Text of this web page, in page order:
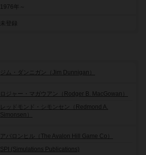
1976年～
未登録
ジム・ダンニガン（Jim Dunnigan）
ロジャー・マガウアン（Rodger B. MacGowan）
レッドモンド・シモンセン（Redmond A.
Simonsen）
アバロンヒル（The Avalon Hill Game Co）
SPI (Simulations Publications)